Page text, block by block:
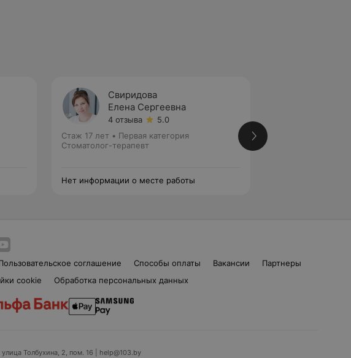
Свиридова
Елена Сергеевна
4 отзыва
5.0
Стаж 17 лет • Первая категория
Стоматолог-терапевт
Нет информации о месте работы
соглашение Способы оплаты Вакансии
Партнеры
cookie Обработка персональных данных
Толбухина, 2, пом. 16 | help@103.by